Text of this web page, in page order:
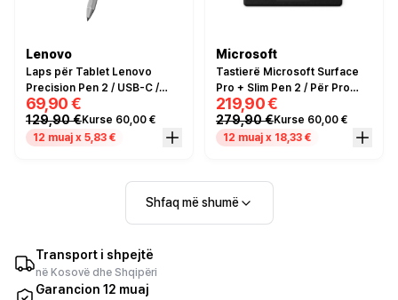
Lenovo
Laps për Tablet Lenovo
Precision Pen 2 / USB-C /
Bluetooth / Hiri
69,90 €
129,90 €Kurse 60,00 €
12 muaj x 5,83 €
Microsoft
Tastierë Microsoft Surface
Pro + Slim Pen 2 / Për Pro
10/11 / E zezë
219,90 €
279,90 €Kurse 60,00 €
12 muaj x 18,33 €
Shfaq më shumë
Transport i shpejtë
në Kosovë dhe Shqipëri
Garancion 12 muaj